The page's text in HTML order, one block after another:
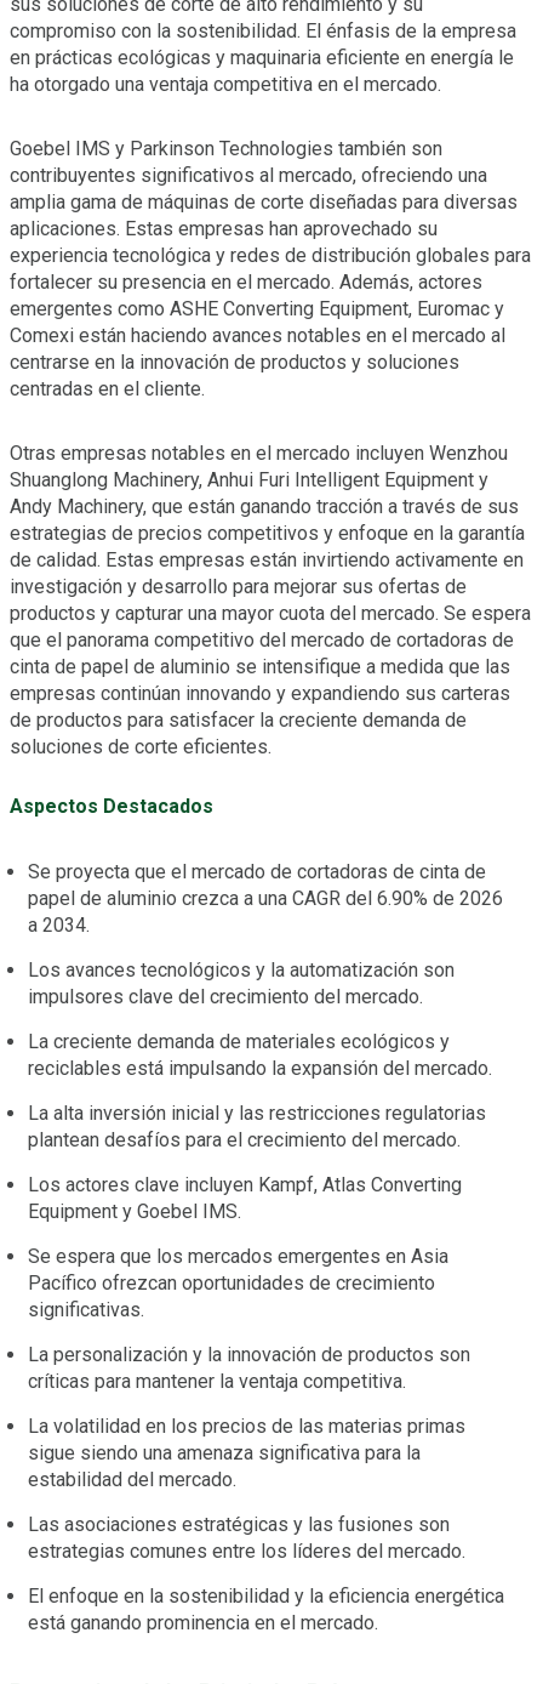
compromiso con la sostenibilidad. El énfasis de la empresa
en prácticas ecológicas y maquinaria eficiente en energía le
ha otorgado una ventaja competitiva en el mercado.
Goebel IMS y Parkinson Technologies también son
contribuyentes significativos al mercado, ofreciendo una
amplia gama de máquinas de corte diseñadas para diversas
aplicaciones. Estas empresas han aprovechado su
experiencia tecnológica y redes de distribución globales para
fortalecer su presencia en el mercado. Además, actores
emergentes como ASHE Converting Equipment, Euromac y
Comexi están haciendo avances notables en el mercado al
centrarse en la innovación de productos y soluciones
centradas en el cliente.
Otras empresas notables en el mercado incluyen Wenzhou
Shuanglong Machinery, Anhui Furi Intelligent Equipment y
Andy Machinery, que están ganando tracción a través de sus
estrategias de precios competitivos y enfoque en la garantía
de calidad. Estas empresas están invirtiendo activamente en
investigación y desarrollo para mejorar sus ofertas de
productos y capturar una mayor cuota del mercado. Se espera
que el panorama competitivo del mercado de cortadoras de
cinta de papel de aluminio se intensifique a medida que las
empresas continúan innovando y expandiendo sus carteras
de productos para satisfacer la creciente demanda de
soluciones de corte eficientes.
Aspectos Destacados
Se proyecta que el mercado de cortadoras de cinta de
papel de aluminio crezca a una CAGR del 6.90% de 2026
a 2034.
Los avances tecnológicos y la automatización son
impulsores clave del crecimiento del mercado.
La creciente demanda de materiales ecológicos y
reciclables está impulsando la expansión del mercado.
La alta inversión inicial y las restricciones regulatorias
plantean desafíos para el crecimiento del mercado.
Los actores clave incluyen Kampf, Atlas Converting
Equipment y Goebel IMS.
Se espera que los mercados emergentes en Asia
Pacífico ofrezcan oportunidades de crecimiento
significativas.
La personalización y la innovación de productos son
críticas para mantener la ventaja competitiva.
La volatilidad en los precios de las materias primas
sigue siendo una amenaza significativa para la
estabilidad del mercado.
Las asociaciones estratégicas y las fusiones son
estrategias comunes entre los líderes del mercado.
El enfoque en la sostenibilidad y la eficiencia energética
está ganando prominencia en el mercado.